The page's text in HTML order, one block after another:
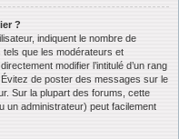
?
indiquent le nombre de
que les modérateurs et
modifier l’intitulé d’un rang
de poster des messages sur le
Sur la plupart des forums, cette
un administrateur) peut facilement